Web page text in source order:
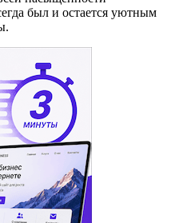
был и остается уютным